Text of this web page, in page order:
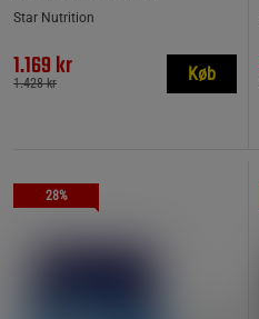
Star Nutrition
1.169 kr
1.428 kr Køb
28%